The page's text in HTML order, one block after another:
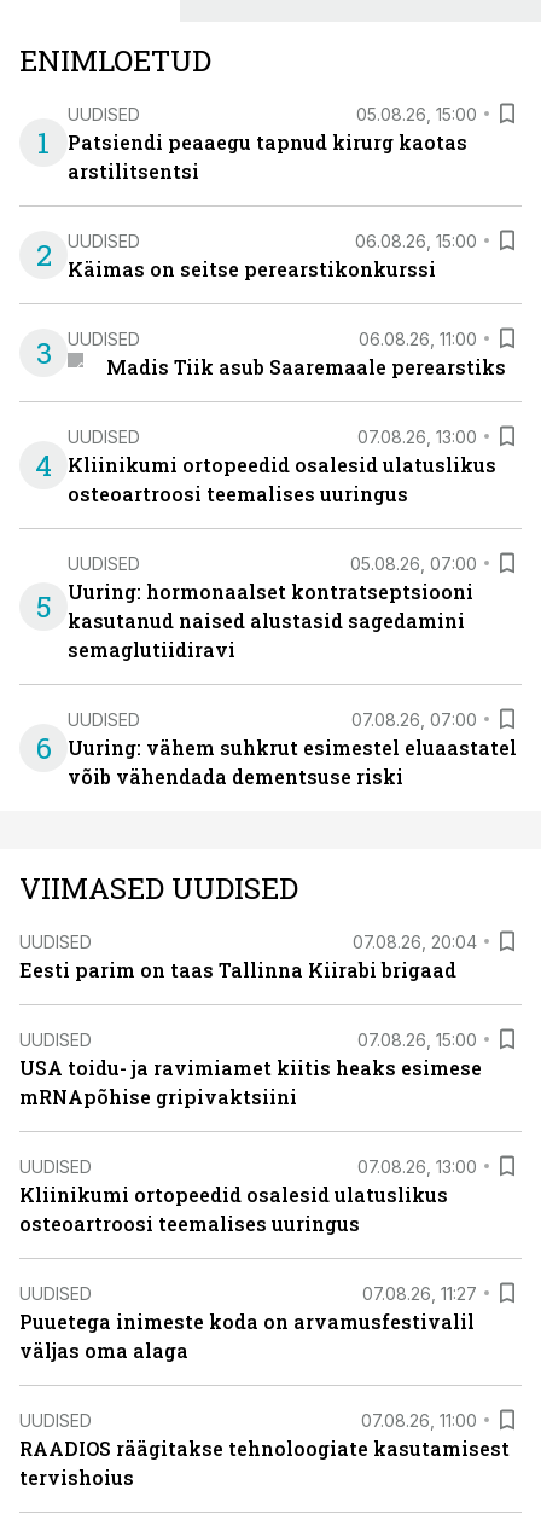
ENIMLOETUD
1
UUDISED 05.08.26, 15:00
Patsiendi peaaegu tapnud kirurg kaotas
arstilitsentsi
2 UUDISED 06.08.26, 15:00
Käimas on seitse perearstikonkurssi
3 UUDISED 06.08.26, 11:00
Madis Tiik asub Saaremaale perearstiks
4
UUDISED 07.08.26, 13:00
Kliinikumi ortopeedid osalesid ulatuslikus
osteoartroosi teemalises uuringus
5
UUDISED 05.08.26, 07:00
Uuring: hormonaalset kontratseptsiooni
kasutanud naised alustasid sagedamini
semaglutiidiravi
6
UUDISED 07.08.26, 07:00
Uuring: vähem suhkrut esimestel eluaastatel
võib vähendada dementsuse riski
VIIMASED UUDISED
UUDISED 07.08.26, 20:04
Eesti parim on taas Tallinna Kiirabi brigaad
UUDISED 07.08.26, 15:00
USA toidu- ja ravimiamet kiitis heaks esimese
mRNApõhise gripivaktsiini
UUDISED 07.08.26, 13:00
Kliinikumi ortopeedid osalesid ulatuslikus
osteoartroosi teemalises uuringus
UUDISED 07.08.26, 11:27
Puuetega inimeste koda on arvamusfestivalil
väljas oma alaga
UUDISED 07.08.26, 11:00
RAADIOS räägitakse tehnoloogiate kasutamisest
tervishoius